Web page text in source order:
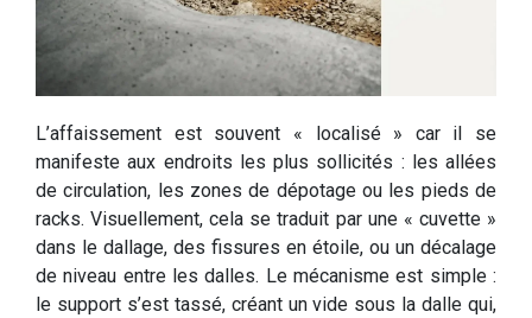
L’affaissement est souvent « localisé » car il se
manifeste aux endroits les plus sollicités : les allées
de circulation, les zones de dépotage ou les pieds de
racks. Visuellement, cela se traduit par une « cuvette »
dans le dallage, des fissures en étoile, ou un décalage
de niveau entre les dalles. Le mécanisme est simple :
le support s’est tassé, créant un vide sous la dalle qui,